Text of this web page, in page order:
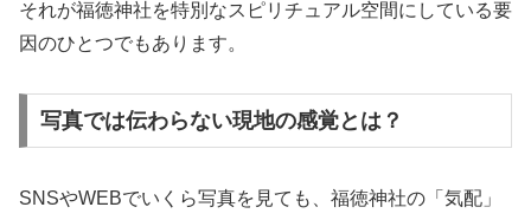
それが福徳神社を特別なスピリチュアル空間にしている要
因のひとつでもあります。
写真では伝わらない現地の感覚とは？
SNSやWEBでいくら写真を見ても、福徳神社の「気配」